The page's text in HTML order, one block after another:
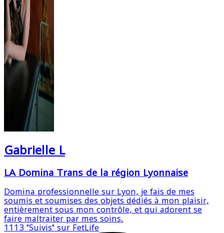
Gabrielle L
LA Domina Trans de la région Lyonnaise
Domina professionnelle sur Lyon, je fais de mes
soumis et soumises des objets dédiés à mon plaisir,
entièrement sous mon contrôle, et qui adorent se
faire maltraiter par mes soins.
1113 "Suivis" sur FetLife